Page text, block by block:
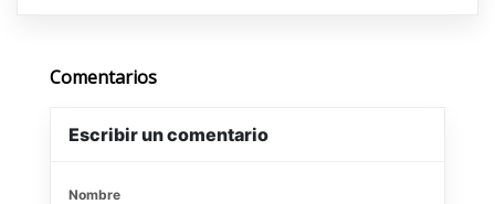
Comentarios
Escribir un comentario
Nombre